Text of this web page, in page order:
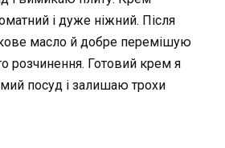
і дуже ніжний. Після
масло й добре перемішую
розчинення. Готовий крем я
посуд і залишаю трохи